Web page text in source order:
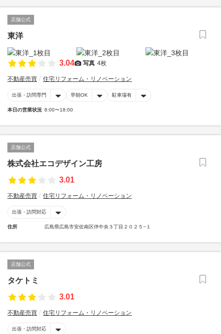
店舗公式
東洋
3.04 写真 4枚
不動産売買 住宅リフォーム・リノベーション
出張・訪問専門 早朝OK 駐車場有
本日の営業状況 8:00〜18:00
店舗公式
株式会社エコデザイン工房
3.01
不動産売買 住宅リフォーム・リノベーション
出張・訪問対応
住所 広島県広島市安佐南区伴中央３丁目２０２５−１
店舗公式
タケトミ
3.01
不動産売買 住宅リフォーム・リノベーション
出張・訪問対応